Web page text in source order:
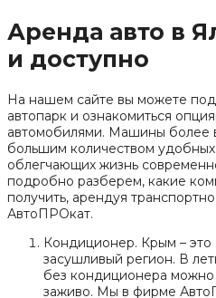
Аренда авто в
и доступно
На нашем сайте вы можете
автопарк и ознакомиться
автомобилями. Машины более
большим количеством
облегчающих жизнь
подробно разберем, какие
получить, арендуя
АвтоПРОкат.
Кондиционер. Крым – это
засушливый регион. В
без кондиционера можно
заживо. Мы в фирме